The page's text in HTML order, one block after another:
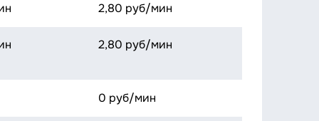
2,80 руб/мин
2,80 руб/мин
0 руб/мин